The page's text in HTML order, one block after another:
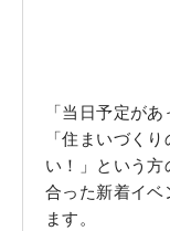
「当日予定が
「住まいづく
い！」という
合った新着イ
ます。